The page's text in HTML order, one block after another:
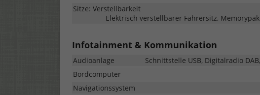
Sitze: Verstellbarkeit
Elektrisch verstellbarer Fahrersitz,
Infotainment & Kommunikation
Audioanlage
Schnittstelle USB, Digitalradio
Bordcomputer
Navigationssystem